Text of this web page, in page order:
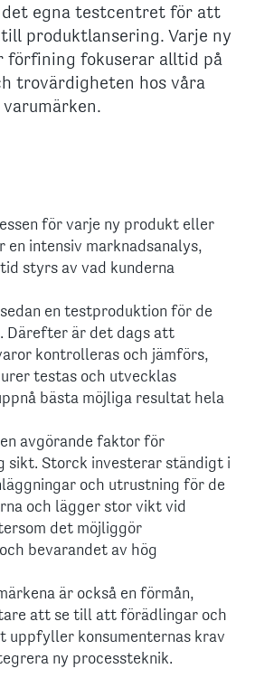
det egna testcentret för att
produktlansering. Varje ny
förfining fokuserar alltid på
trovärdigheten hos våra
varumärken.
för varje ny produkt eller
intensiv marknadsanalys,
styrs av vad kunderna
en testproduktion för de
Därefter är det dags att
kontrolleras och jämförs,
testas och utvecklas
bästa möjliga resultat hela
avgörande faktor för
sikt. Storck investerar ständigt i
och utrustning för de
och lägger stor vikt vid
det möjliggör
bevarandet av hög
är också en förmån,
att se till att förädlingar och
uppfyller konsumenternas krav
ny processteknik.